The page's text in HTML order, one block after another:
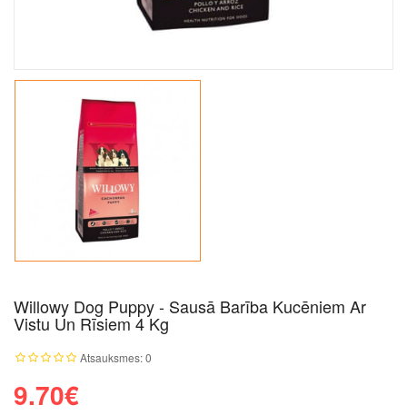
Willowy Dog Puppy - Sausā Barība Kucēniem Ar
Vistu Un Rīsiem 4 Kg
Atsauksmes: 0
9.70€